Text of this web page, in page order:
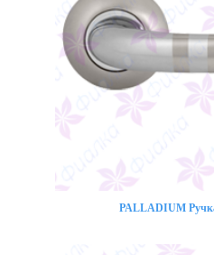
PALLADIUM